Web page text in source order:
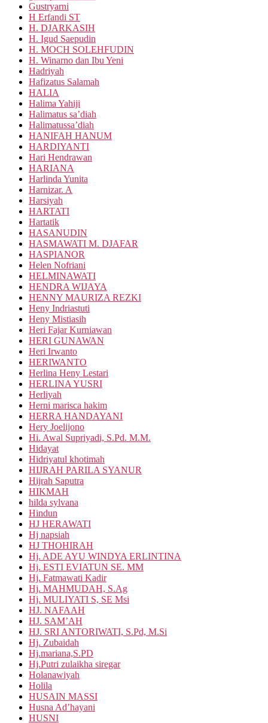
Gustryarni
H Erfandi ST
H. DJARKASIH
H. Igud Saepudin
H. MOCH SOLEHFUDIN
H. Winarno dan Ibu Yeni
Hadriyah
Hafizatus Salamah
HALIA
Halima Yahiji
Halimatus sa’diah
Halimatussa’diah
HANIFAH HANUM
HARDIYANTI
Hari Hendrawan
HARIANA
Harlinda Yunita
Harnizar. A
Harsiyah
HARTATI
Hartatik
HASANUDIN
HASMAWATI M. DJAFAR
HASPIANOR
Helen Nofriani
HELMINAWATI
HENDRA WIJAYA
HENNY MAURIZA REZKI
Heny Indriastuti
Heny Mistiasih
Heri Fajar Kurniawan
HERI GUNAWAN
Heri Irwanto
HERIWANTO
Herlina Heny Lestari
HERLINA YUSRI
Herliyah
Herni marisca hakim
HERRA HANDAYANI
Hery Joelijono
Hi. Awal Supriyadi, S.Pd. M.M.
Hidayat
Hidriyatul khotimah
HIJRAH PARILA SYANUR
Hijrah Saputra
HIKMAH
hilda sylvana
Hindun
HJ HERAWATI
Hj napsiah
HJ THOHIRAH
Hj. ADE AYU WINDYA ERLINTINA
Hj. ESTI EVIATUN SE. MM
Hj. Fatmawati Kadir
Hj. MAHMUDAH, S.Ag
Hj. MULIYATI S, SE Msi
HJ. NAFAAH
HJ. SAM’AH
HJ. SRI ANTORIWATI, S.Pd, M.Si
Hj. Zubaidah
Hj.mariana,S.PD
Hj.Putri zulaikha siregar
Holanawiyah
Holila
HUSAIN MASSI
Husna Ad’hayani
HUSNI